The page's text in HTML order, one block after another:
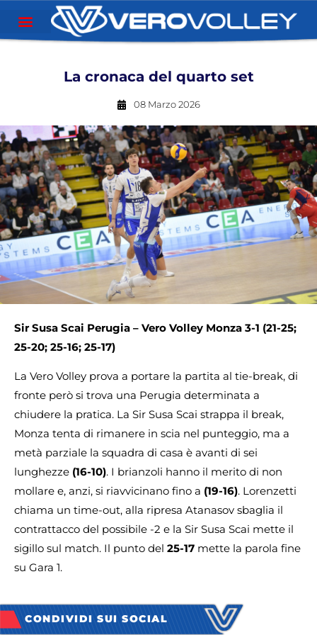
La cronaca del quarto set
08 Marzo 2026
Sir Susa Scai Perugia – Vero Volley Monza 3-1 (21-25;
25-20; 25-16; 25-17)
La Vero Volley prova a portare la partita al tie-break, di
fronte però si trova una Perugia determinata a
chiudere la pratica. La Sir Susa Scai strappa il break,
Monza tenta di rimanere in scia nel punteggio, ma a
metà parziale la squadra di casa è avanti di sei
lunghezze (16-10). I brianzoli hanno il merito di non
mollare e, anzi, si riavvicinano fino a (19-16). Lorenzetti
chiama un time-out, alla ripresa Atanasov sbaglia il
contrattacco del possibile -2 e la Sir Susa Scai mette il
sigillo sul match. Il punto del 25-17 mette la parola fine
su Gara 1.
CONDIVIDI SUI SOCIAL